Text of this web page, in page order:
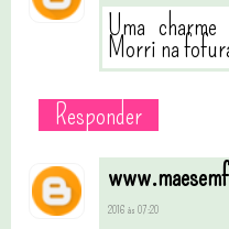
Uma
Morri na
Responder
2016 às 07:20